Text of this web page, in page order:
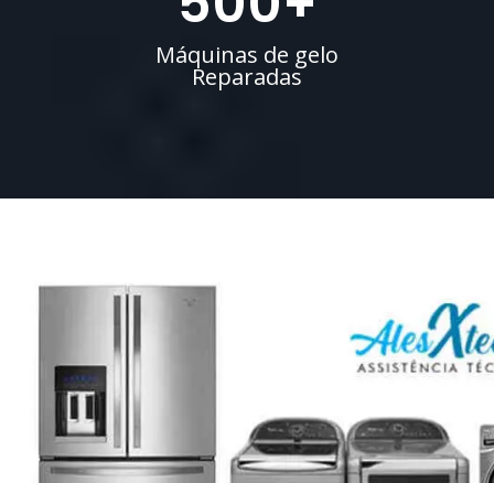
Máquinas de gelo
Reparadas